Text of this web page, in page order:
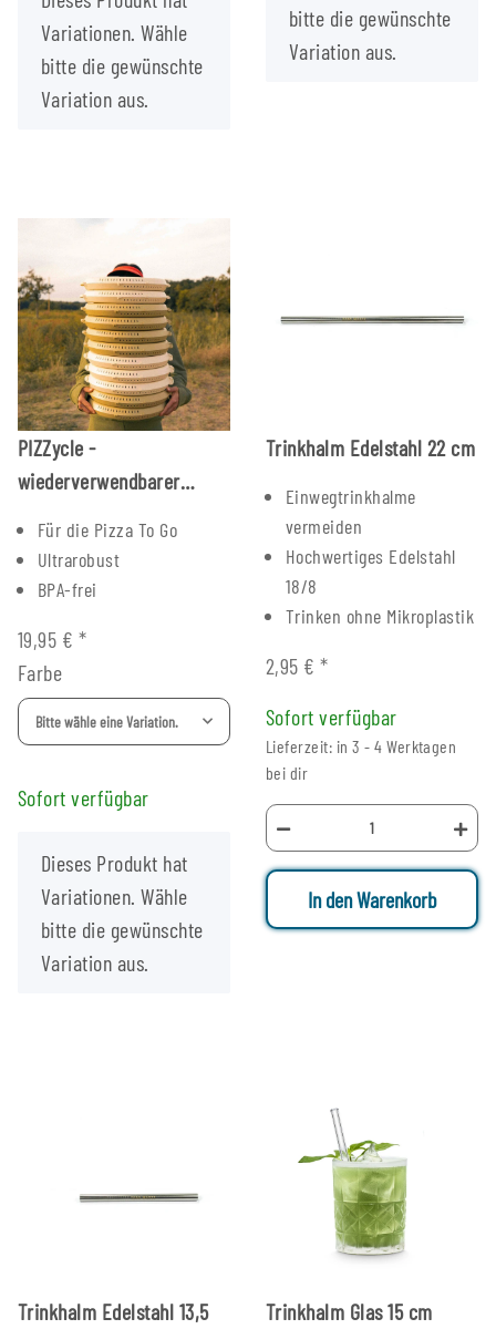
Variationen. Wähle
bitte die gewünschte
Variation aus.
bitte die gewünschte
Variation aus.
PIZZycle -
wiederverwendbarer
Für die Pizza To Go
Ultrarobust
BPA-frei
19,95 € *
Farbe
Bitte wähle eine Variation.
Sofort verfügbar
x
Dieses Produkt hat
Variationen. Wähle
bitte die gewünschte
Variation aus.
Trinkhalm Edelstahl 22 cm
Einwegtrinkhalme
vermeiden
Hochwertiges Edelstahl
18/8
Trinken ohne Mikroplastik
2,95 €*
Sofort verfügbar
Lieferzeit: in 3 - 4 Werktagen
bei dir
In den Warenkorb
Trinkhalm Edelstahl 13,5
Trinkhalm Glas 15 cm